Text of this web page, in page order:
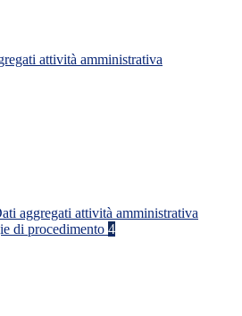
attività amministrativa
aggregati attività amministrativa
di procedimento 4